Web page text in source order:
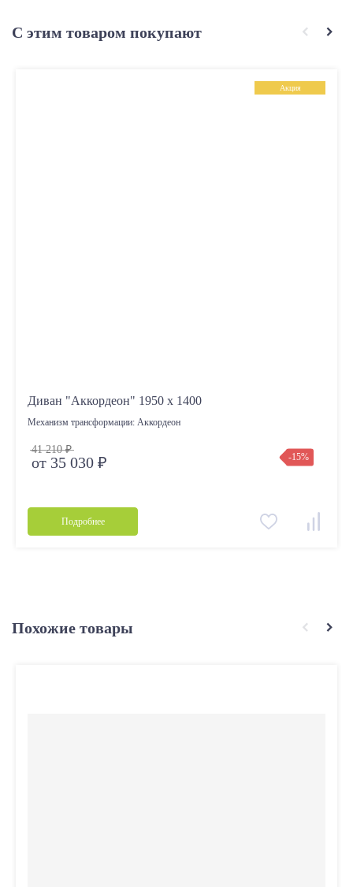
С этим товаром покупают
Акция
Диван "Аккордеон" 1950 х 1400
Механизм трансформации: Аккордеон
41 210 ₽
от 35 030 ₽ -15%
Подробнее
Похожие товары